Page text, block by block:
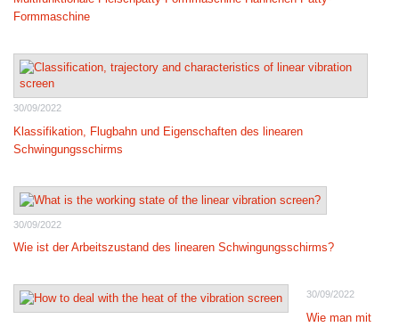
Formmaschine
30/09/2022
Klassifikation, Flugbahn und Eigenschaften des linearen
Schwingungsschirms
30/09/2022
Wie ist der Arbeitszustand des linearen Schwingungsschirms?
30/09/2022
Wie man mit